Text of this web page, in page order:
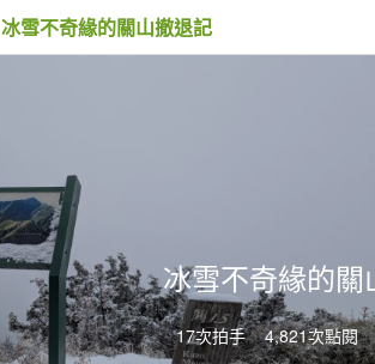
冰雪不奇緣的關山撤退記
冰雪不奇緣的關
17次拍手 4,821次點閱